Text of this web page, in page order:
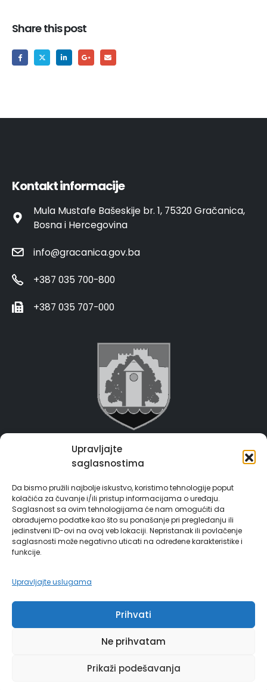
Upravljajte
saglasnostima
Da bismo pružili najbolje iskustvo, koristimo tehnologije poput
kolačića za čuvanje i/ili pristup informacijama o uređaju.
Saglasnost sa ovim tehnologijama će nam omogućiti da
obrađujemo podatke kao što su ponašanje pri pregledanju ili
jedinstveni ID-ovi na ovoj veb lokaciji. Nepristanak ili povlačenje
saglasnosti može negativno uticati na određene karakteristike i
funkcije.
Upravljajte uslugama
Prihvati
Ne prihvatam
Prikaži podešavanja
Share this post
Kontakt informacije
Mula Mustafe Bašeskije br. 1, 75320 Gračanica,
Bosna i Hercegovina
info@gracanica.gov.ba
+387 035 700-800
+387 035 707-000
Grad Gračanica
E-Matičar
72 sata sistem
Invest in Gračanica
Vodič za građane
Futura Multimedia d.o.o. Tuzla